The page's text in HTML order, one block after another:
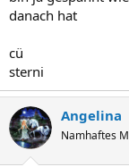
danach hat
cü
sterni
Angelina
Namhaftes